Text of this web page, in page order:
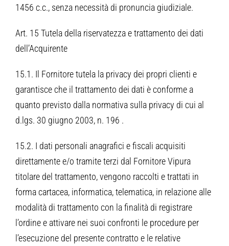
1456 c.c., senza necessità di pronuncia giudiziale.
Art. 15 Tutela della riservatezza e trattamento dei dati
dell’Acquirente
15.1. Il Fornitore tutela la privacy dei propri clienti e
garantisce che il trattamento dei dati è conforme a
quanto previsto dalla normativa sulla privacy di cui al
d.lgs. 30 giugno 2003, n. 196 .
15.2. I dati personali anagrafici e fiscali acquisiti
direttamente e/o tramite terzi dal Fornitore Vipura
titolare del trattamento, vengono raccolti e trattati in
forma cartacea, informatica, telematica, in relazione alle
modalità di trattamento con la finalità di registrare
l’ordine e attivare nei suoi confronti le procedure per
l’esecuzione del presente contratto e le relative